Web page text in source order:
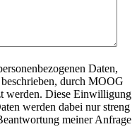
Daten,
beschrieben, durch MOOG
werden. Diese Einwilligung
werden dabei nur streng
meiner Anfrage